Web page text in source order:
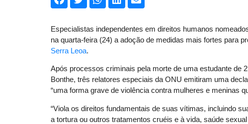
Especialistas independentes em direitos humanos
na quarta-feira (24) a adoção de medidas mais fortes para
Serra Leoa.
Após processos criminais pela morte de uma estudante de
Bonthe, três relatores especiais da ONU emitiram uma
“uma forma grave de violência contra mulheres e meninas
“Viola os direitos fundamentais de suas vítimas, incluindo
a tortura ou outros tratamentos cruéis e à vida, saúde